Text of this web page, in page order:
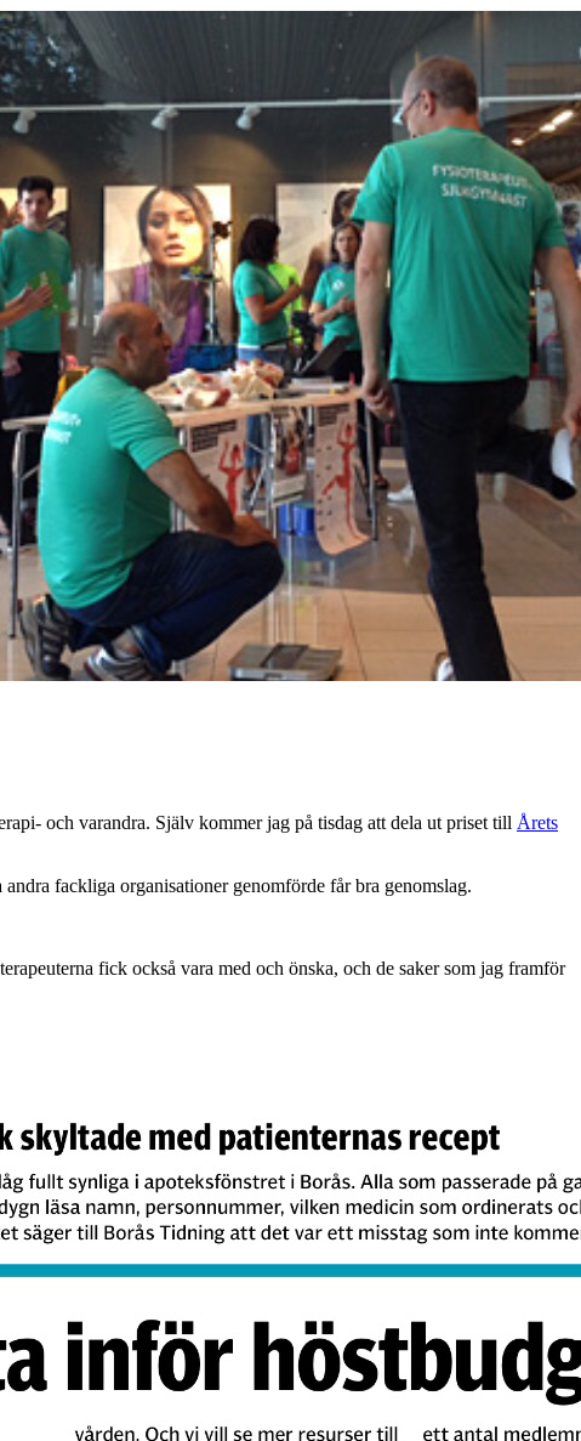
och varandra. Själv kommer jag på tisdag att dela ut priset till Årets
fackliga organisationer genomförde får bra genomslag.
fick också vara med och önska, och de saker som jag framför